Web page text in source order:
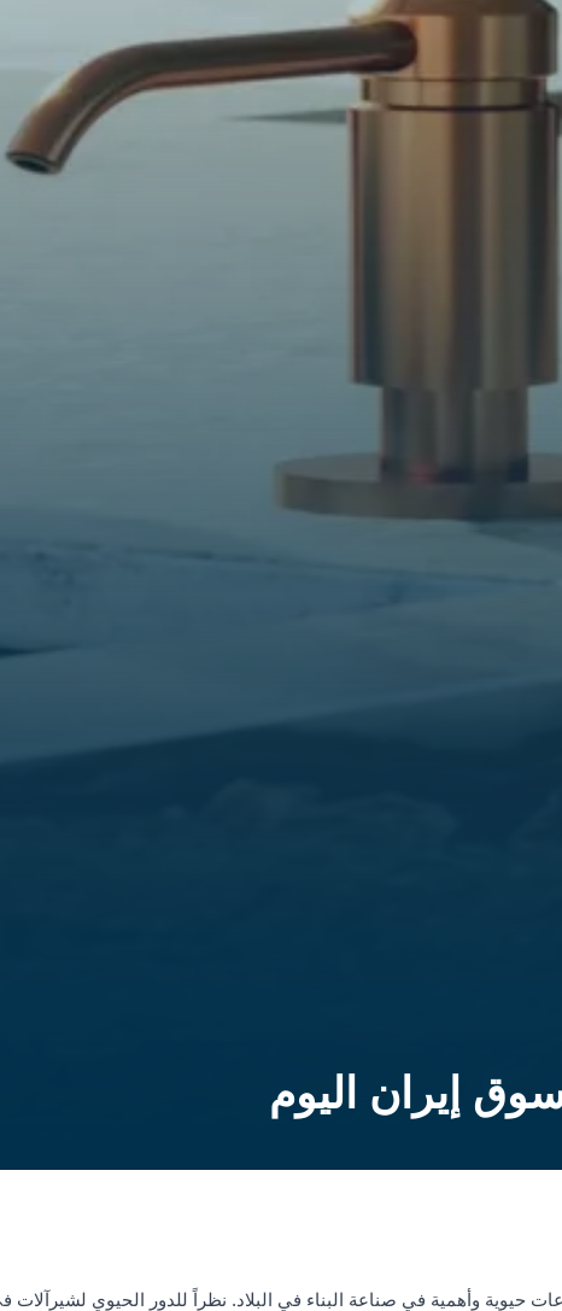
إيران اليوم
حيوية وأهمية في صناعة البناء في البلاد. نظراً للدور الحيوي